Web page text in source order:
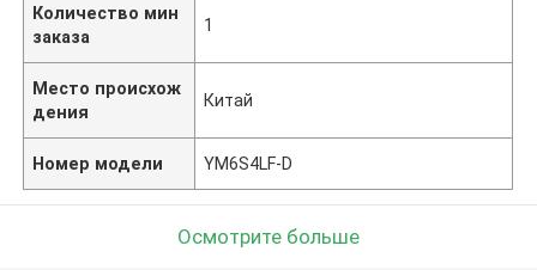
Количество мин
заказа
1
Место происхож
дения
Китай
Номер модели YM6S4LF-D
Осмотрите больше